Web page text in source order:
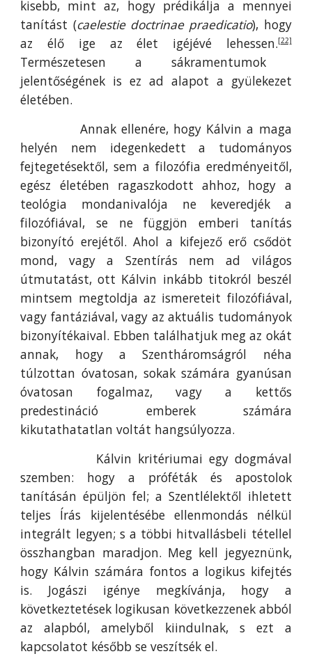
kisebb, mint az, hogy prédikálja a mennyei
tanítást (caelestie doctrinae praedicatio), hogy
az élő ige az élet igéjévé lehessen.[22]
Természetesen a sákramentumok
jelentőségének is ez ad alapot a gyülekezet
életében.
Annak ellenére, hogy Kálvin a maga
helyén nem idegenkedett a tudományos
fejtegetésektől, sem a filozófia eredményeitől,
egész életében ragaszkodott ahhoz, hogy a
teológia mondanivalója ne keveredjék a
filozófiával, se ne függjön emberi tanítás
bizonyító erejétől. Ahol a kifejező erő csődöt
mond, vagy a Szentírás nem ad világos
útmutatást, ott Kálvin inkább titokról beszél
mintsem megtoldja az ismereteit filozófiával,
vagy fantáziával, vagy az aktuális tudományok
bizonyítékaival. Ebben találhatjuk meg az okát
annak, hogy a Szentháromságról néha
túlzottan óvatosan, sokak számára gyanúsan
óvatosan fogalmaz, vagy a kettős
predestináció emberek számára
kikutathatatlan voltát hangsúlyozza.
Kálvin kritériumai egy dogmával
szemben: hogy a próféták és apostolok
tanításán épüljön fel; a Szentlélektől ihletett
teljes Írás kijelentésébe ellenmondás nélkül
integrált legyen; s a többi hitvallásbeli tétellel
összhangban maradjon. Meg kell jegyeznünk,
hogy Kálvin számára fontos a logikus kifejtés
is. Jogászi igénye megkívánja, hogy a
következtetések logikusan következzenek abból
az alapból, amelyből kiindulnak, s ezt a
kapcsolatot később se veszítsék el.